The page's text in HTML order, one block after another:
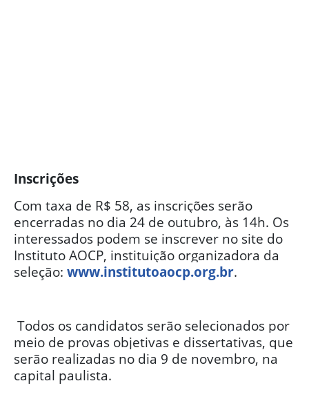
Inscrições
Com taxa de R$ 58, as inscrições serão
encerradas no dia 24 de outubro, às 14h. Os
interessados podem se inscrever no site do
Instituto AOCP, instituição organizadora da
seleção: www.institutoaocp.org.br.
Todos os candidatos serão selecionados por
meio de provas objetivas e dissertativas, que
serão realizadas no dia 9 de novembro, na
capital paulista.